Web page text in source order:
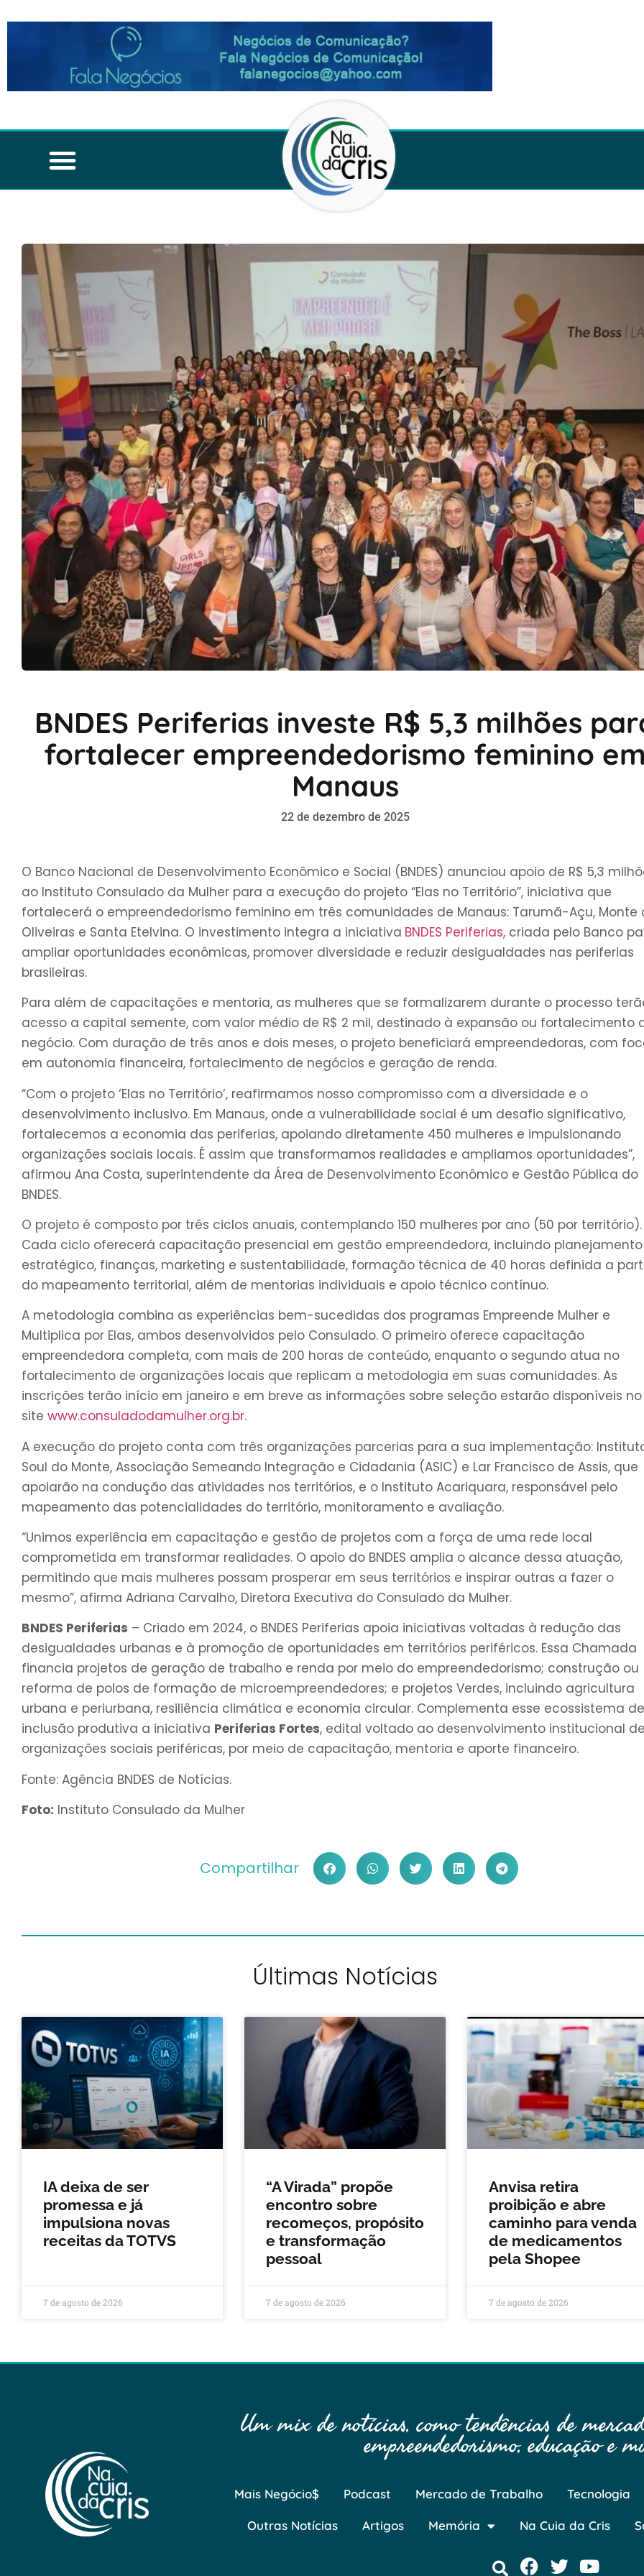
BNDES Periferias investe R$ 5,3 milhões
fortalecer empreendedorismo feminino
Manaus
22 de dezembro de 2025
O Banco Nacional de Desenvolvimento Econômico e Social (BNDES) anunciou apoio de R$ 5,3
ao Instituto Consulado da Mulher para a execução do projeto “Elas no Território”, iniciativa que
fortalecerá o empreendedorismo feminino em três comunidades de Manaus: Tarumã-Açu, Monte
Oliveiras e Santa Etelvina. O investimento integra a iniciativa BNDES Periferias, criada pelo Banco
ampliar oportunidades econômicas, promover diversidade e reduzir desigualdades nas periferias
brasileiras.
Para além de capacitações e mentoria, as mulheres que se formalizarem durante o processo
acesso a capital semente, com valor médio de R$ 2 mil, destinado à expansão ou fortalecimento
negócio. Com duração de três anos e dois meses, o projeto beneficiará empreendedoras, com
em autonomia financeira, fortalecimento de negócios e geração de renda.
“Com o projeto ‘Elas no Território’, reafirmamos nosso compromisso com a diversidade e o
desenvolvimento inclusivo. Em Manaus, onde a vulnerabilidade social é um desafio significativo,
fortalecemos a economia das periferias, apoiando diretamente 450 mulheres e impulsionando
organizações sociais locais. É assim que transformamos realidades e ampliamos oportunidades”,
afirmou Ana Costa, superintendente da Área de Desenvolvimento Econômico e Gestão Pública do
BNDES.
O projeto é composto por três ciclos anuais, contemplando 150 mulheres por ano (50 por território).
Cada ciclo oferecerá capacitação presencial em gestão empreendedora, incluindo planejamento
estratégico, finanças, marketing e sustentabilidade, formação técnica de 40 horas definida a
do mapeamento territorial, além de mentorias individuais e apoio técnico contínuo.
A metodologia combina as experiências bem-sucedidas dos programas Empreende Mulher e
Multiplica por Elas, ambos desenvolvidos pelo Consulado. O primeiro oferece capacitação
empreendedora completa, com mais de 200 horas de conteúdo, enquanto o segundo atua no
fortalecimento de organizações locais que replicam a metodologia em suas comunidades. As
inscrições terão início em janeiro e em breve as informações sobre seleção estarão disponíveis no
site www.consuladodamulher.org.br.
A execução do projeto conta com três organizações parcerias para a sua implementação:
Soul do Monte, Associação Semeando Integração e Cidadania (ASIC) e Lar Francisco de Assis, que
apoiarão na condução das atividades nos territórios, e o Instituto Acariquara, responsável pelo
mapeamento das potencialidades do território, monitoramento e avaliação.
“Unimos experiência em capacitação e gestão de projetos com a força de uma rede local
comprometida em transformar realidades. O apoio do BNDES amplia o alcance dessa atuação,
permitindo que mais mulheres possam prosperar em seus territórios e inspirar outras a fazer o
mesmo”, afirma Adriana Carvalho, Diretora Executiva do Consulado da Mulher.
BNDES Periferias – Criado em 2024, o BNDES Periferias apoia iniciativas voltadas à redução das
desigualdades urbanas e à promoção de oportunidades em territórios periféricos. Essa Chamada
financia projetos de geração de trabalho e renda por meio do empreendedorismo; construção ou
reforma de polos de formação de microempreendedores; e projetos Verdes, incluindo agricultura
urbana e periurbana, resiliência climática e economia circular. Complementa esse ecossistema de
inclusão produtiva a iniciativa Periferias Fortes, edital voltado ao desenvolvimento institucional
organizações sociais periféricas, por meio de capacitação, mentoria e aporte financeiro.
Fonte: Agência BNDES de Notícias.
Foto: Instituto Consulado da Mulher
Compartilhar
Últimas Notícias
IA deixa de ser
promessa e já
impulsiona novas
receitas da TOTVS
7 de agosto de 2026
“A Virada” propõe
encontro sobre
recomeços, propósito
e transformação
pessoal
7 de agosto de 2026
Anvisa retira
proibição e abre
caminho para venda
de medicamentos
pela Shopee
7 de agosto de 2026
Um mix de notícias, como tendências de
empreendedorismo, educação e
Mais Negócio$ Podcast Mercado de Trabalho Tecnologia
Outras Notícias Artigos Memória Na Cuia da Cris